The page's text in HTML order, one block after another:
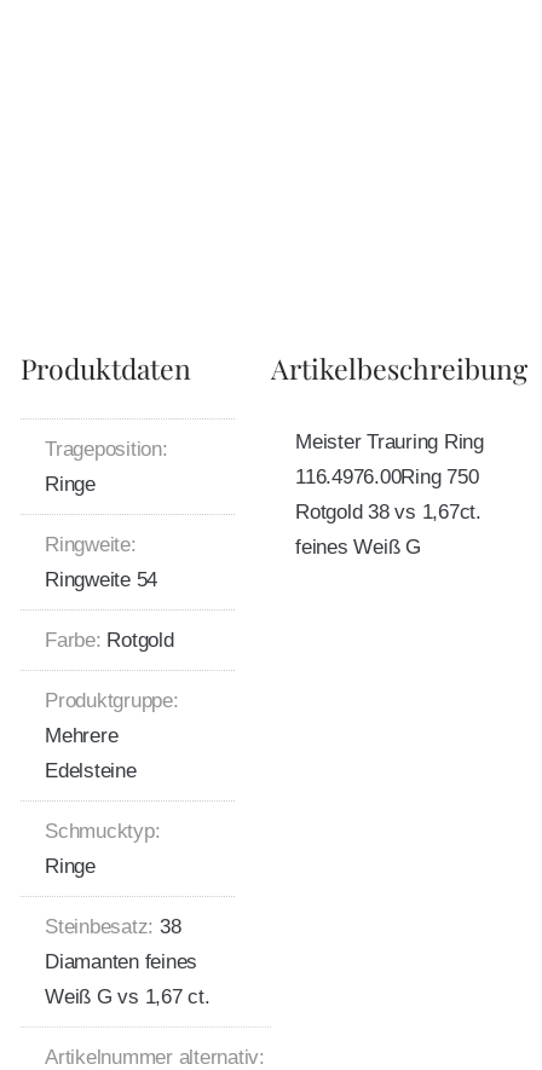
Produktdaten
Trageposition:
Ringe
Ringweite:
Ringweite 54
Farbe: Rotgold
Produktgruppe:
Mehrere
Edelsteine
Schmucktyp:
Ringe
Steinbesatz: 38
Diamanten feines
Weiß G vs 1,67 ct.
Artikelnummer alternativ:
Artikelbeschreibung
Meister Trauring Ring
116.4976.00Ring 750
Rotgold 38 vs 1,67ct.
feines Weiß G